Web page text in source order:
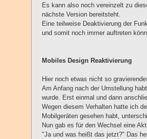
Es kann also noch vereinzelt zu
nächste Version bereitsteht.
Eine teilweise Deaktivierung der
und somit noch immer auftreten
Mobiles Design Reaktivierung
Hier noch etwas nicht so
Am Anfang nach der Umstellung
wurde. Erst einmal und dann
Wegen diesem Verhalten hatte ich
Mobilgeräten gesehen habt,
Nun gab es für den Wechsel eine
"Ja und was heißt das jetzt?" Das